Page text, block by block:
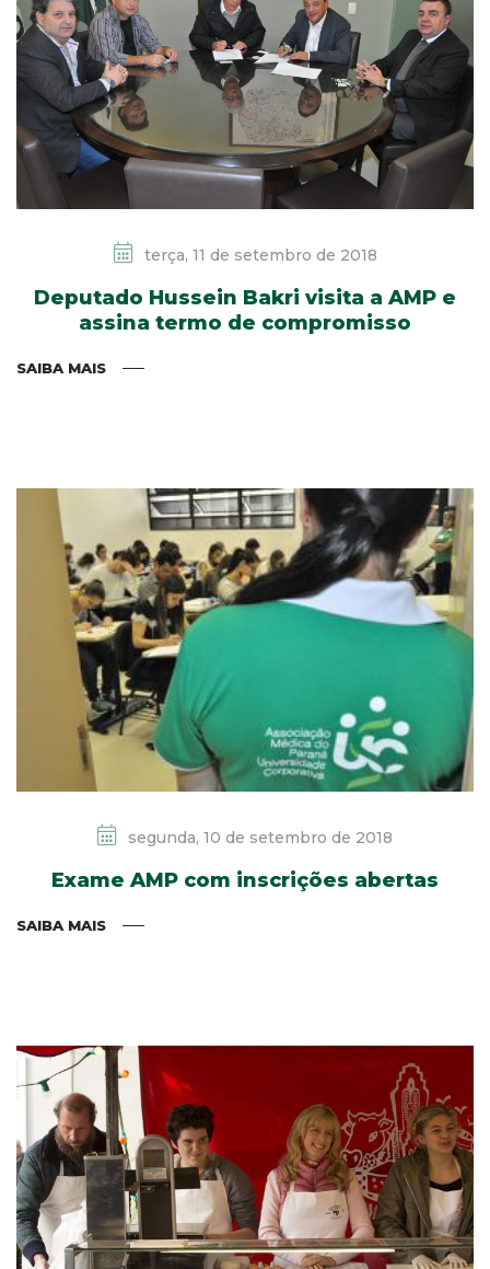
terça, 11 de setembro de 2018
Deputado Hussein Bakri visita a AMP e
assina termo de compromisso
SAIBA MAIS
segunda, 10 de setembro de 2018
Exame AMP com inscrições abertas
SAIBA MAIS